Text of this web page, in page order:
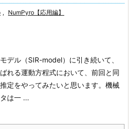
, NumPyro【応用編】
デル（SIR-model）に引き続いて、
れる運動方程式において、前回と同
定をやってみたいと思います。 機械
は一 ...